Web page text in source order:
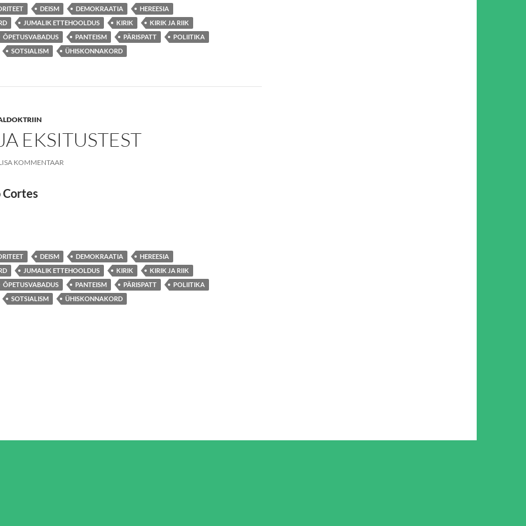
DEISM DEMOKRAATIA
HEREESIA
JUMALIK ETTEHOOLDUS KIRIK
KIRIK JA RIIK
ÕPETUSVABADUS PANTEISM PÄRISPATT
POLIITIKA
SOTSIALISM ÜHISKONNAKORD
EKSITUSTEST
KOMMENTAAR
Cortes
EKSITUSTEST
DEISM DEMOKRAATIA
HEREESIA
JUMALIK ETTEHOOLDUS KIRIK
KIRIK JA RIIK
ÕPETUSVABADUS PANTEISM PÄRISPATT
POLIITIKA
SOTSIALISM ÜHISKONNAKORD